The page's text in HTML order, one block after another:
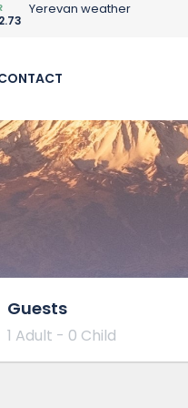
Yerevan weather
Guests
1 Adult - 0 Child